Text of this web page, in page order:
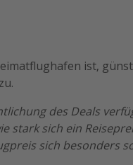
ist,
des Deals
stark sich ein
sich besonders